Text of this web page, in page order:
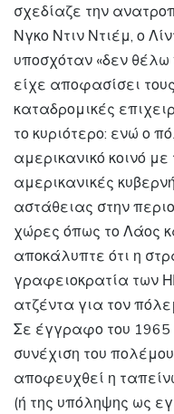
σχεδίαζε την
Νγκο Ντιν Ντιέμ, ο
υποσχόταν «δεν
είχε αποφασίσει
καταδρομικές
το κυριότερο: ενώ ο
αμερικανικό κοινό με
αμερικανικές
αστάθειας στην
χώρες όπως το Λάος
αποκάλυπτε ότι η
γραφειοκρατία των
ατζέντα για τον
Σε έγγραφο του 1965
συνέχιση του
αποφευχθεί η
(ή της υπόληψης ως